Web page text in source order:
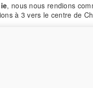
, nous nous rendions
à 3 vers le centre de